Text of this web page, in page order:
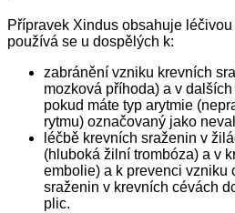
Přípravek Xindus obsahuje
používá se u dospělých k:
zabránění vzniku krevních
mozková příhoda) a v
pokud máte typ arytmie
rytmu) označovaný jako
léčbě krevních sraženin v
(hluboká žilní trombóza) a v
embolie) a k prevenci vzniku
sraženin v krevních cévách
plic.